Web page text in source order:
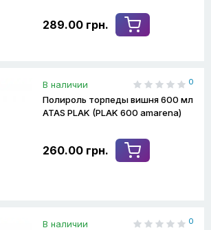
289.00 грн.
В наличии 0
Полироль торпеды вишня 600 мл
ATAS PLAK (PLAK 600 amarena)
260.00 грн.
В наличии 0